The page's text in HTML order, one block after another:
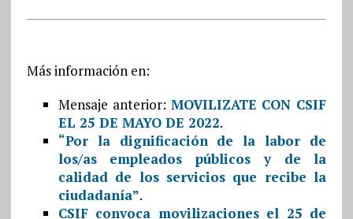
Más información en:
Mensaje anterior: MOVILIZATE CON CSIF
EL 25 DE MAYO DE 2022.
“Por la dignificación de la labor de
los/as empleados públicos y de la
calidad de los servicios que recibe la
ciudadanía”.
CSIF convoca movilizaciones el 25 de